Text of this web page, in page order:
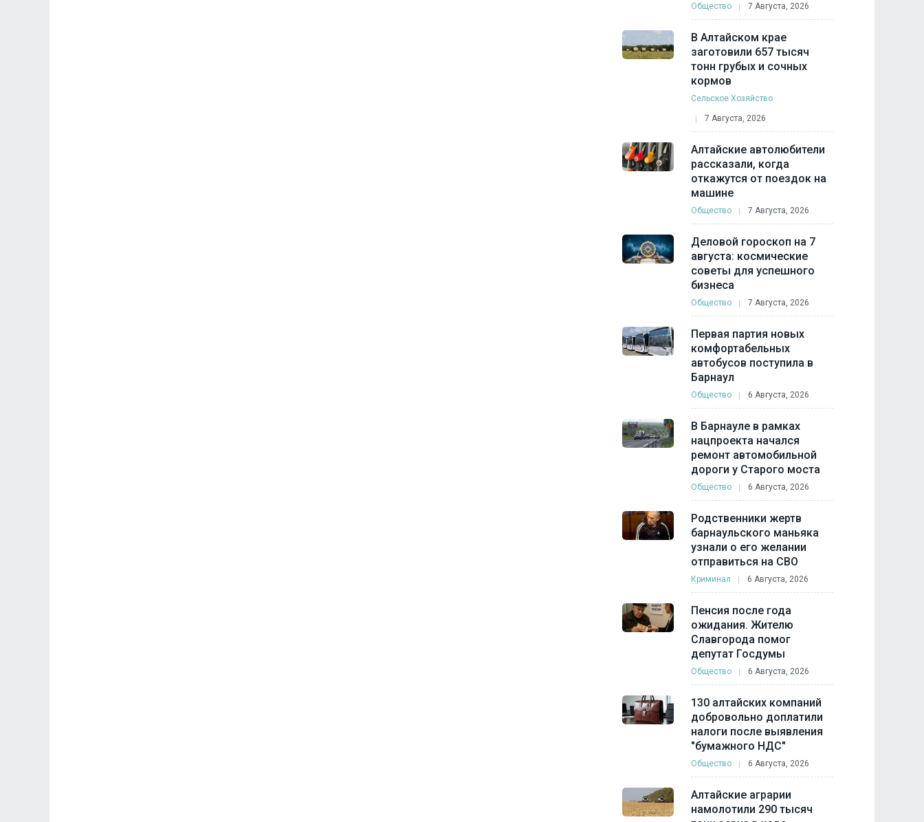
Общество 7 Августа, 2026
В Алтайском крае
заготовили 657 тысяч
тонн грубых и сочных
кормов
Сельское Хозяйство
7 Августа, 2026
Алтайские автолюбители
рассказали, когда
откажутся от поездок на
машине
Общество 7 Августа, 2026
Деловой гороскоп на 7
августа: космические
советы для успешного
бизнеса
Общество 7 Августа, 2026
Первая партия новых
комфортабельных
автобусов поступила в
Барнаул
Общество 6 Августа, 2026
В Барнауле в рамках
нацпроекта начался
ремонт автомобильной
дороги у Старого моста
Общество 6 Августа, 2026
Родственники жертв
барнаульского маньяка
узнали о его желании
отправиться на СВО
Криминал 6 Августа, 2026
Пенсия после года
ожидания. Жителю
Славгорода помог
депутат Госдумы
Общество 6 Августа, 2026
130 алтайских компаний
добровольно доплатили
налоги после выявления
"бумажного НДС"
Общество 6 Августа, 2026
Алтайские аграрии
намолотили 290 тысяч